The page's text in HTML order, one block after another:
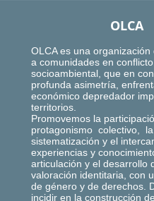
OLCA
OLCA es una
a comunidades en conflicto
socioambiental, que en
profunda asimetría,
económico depredador
territorios.
Promovemos la
protagonismo colectivo, la
sistematización y el
experiencias y
articulación y el desarrollo
valoración identitaria, con
de género y de derechos.
incidir en la construcción